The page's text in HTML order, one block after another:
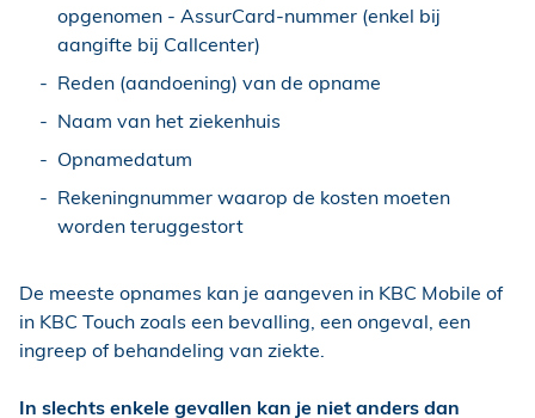
opgenomen - AssurCard-nummer (enkel bij
aangifte bij Callcenter)
Reden (aandoening) van de opname
Naam van het ziekenhuis
Opnamedatum
Rekeningnummer waarop de kosten moeten
worden teruggestort
De meeste opnames kan je aangeven in KBC Mobile of
in KBC Touch zoals een bevalling, een ongeval, een
ingreep of behandeling van ziekte.
In slechts enkele gevallen kan je niet anders dan